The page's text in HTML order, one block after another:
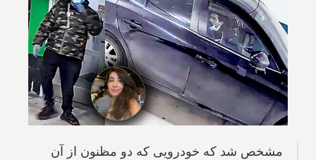
مشخص شد که خودرویی که دو مظنون از آن